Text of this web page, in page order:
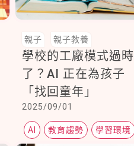
親子 親子教養
學校的工廠模式過時
了？AI 正在為孩子
「找回童年」
2025/09/01
AI 教育趨勢 學習環境